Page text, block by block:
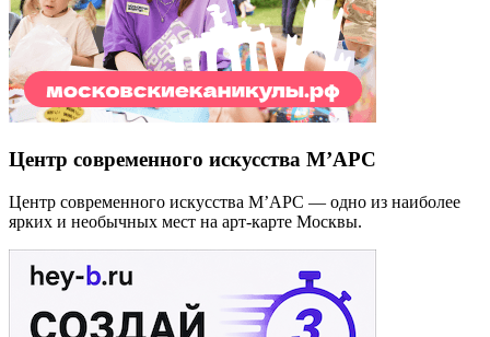
Центр современного искусства М’АРС
Центр современного искусства М’АРС — одно из наиболее
ярких и необычных мест на арт-карте Москвы.